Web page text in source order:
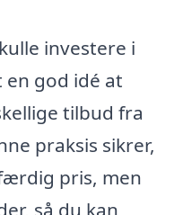
investere i
en god idé at
tilbud fra
praksis sikrer,
pris, men
så du kan